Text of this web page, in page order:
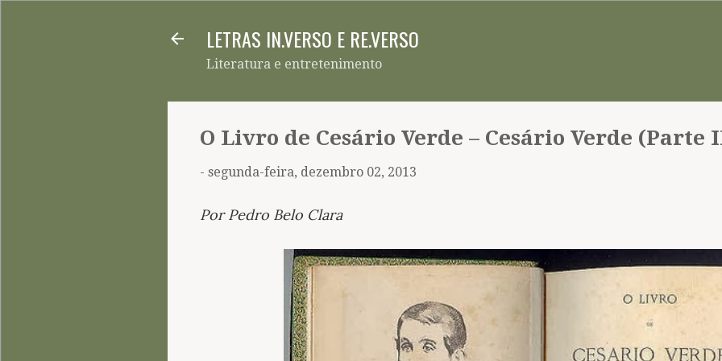
LETRAS IN.VERSO E RE.VERSO
Literatura e entretenimento
O Livro de Cesário Verde – Cesário Verde (Parte
- segunda-feira, dezembro 02, 2013
Por Pedro Belo Clara